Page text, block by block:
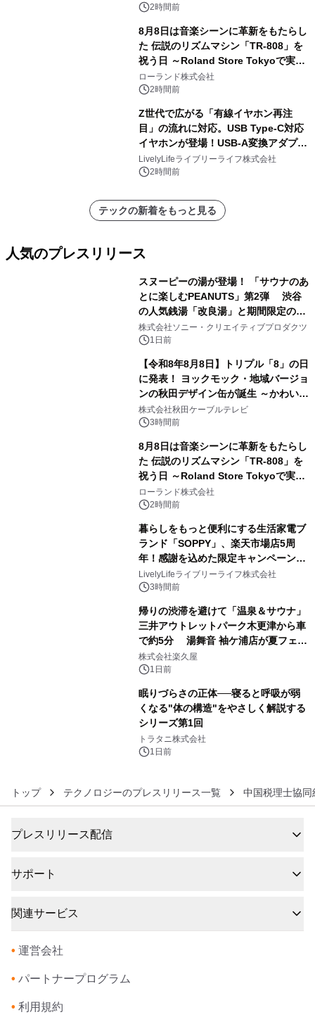
2時間前
8月8日は音楽シーンに革新をもたらし
た 伝説のリズムマシン「TR-808」を
祝う日 ～Roland Store Tokyoで実機
を展示しての 記念キャンペーンを開
催 英国ラジオ「NTS」の 特別プログ
アーティストを フィーチャーしたアニ
メーションを公開～
ローランド株式会社
2時間前
Z世代で広がる「有線イヤホン再注
目」の流れに対応。USB Type-C対応
イヤホンが登場！USB-A変換アダプタ
ー付きでスマホからパソコンまで幅広
く活用可能
LivelyLifeライブリーライフ株式会社
2時間前
テックの新着をもっと見る
人気のプレスリリース
スヌーピーの湯が登場！ 「サウナのあ
とに楽しむPEANUTS」第2弾 渋谷
の人気銭湯「改良湯」と期間限定のコ
ラボレーション サウナイキタイコラ
ボグッズも発売決定！
株式会社ソニー・クリエイティブプロダクツ
1日前
【令和8年8月8日】トリプル「8」の日
に発表！ ヨックモック・地域バージョ
ンの秋田デザイン缶が誕生 ～かわいい
秋田犬の子犬と秋田の四季と名所を巡
るパッケージ～ 9月1日(火)秋田県内で
株式会社秋田ケーブルテレビ
3時間前
8月8日は音楽シーンに革新をもたらし
た 伝説のリズムマシン「TR-808」を
祝う日 ～Roland Store Tokyoで実機
を展示しての 記念キャンペーンを開
催 英国ラジオ「NTS」の 特別プログ
アーティストを フィーチャーしたアニ
メーションを公開～
ローランド株式会社
2時間前
暮らしをもっと便利にする生活家電ブ
ランド「SOPPY」、楽天市場店5周
年！感謝を込めた限定キャンペーンを
8月10日より開催
LivelyLifeライブリーライフ株式会社
3時間前
帰りの渋滞を避けて「温泉＆サウナ」
三井アウトレットパーク木更津から車
で約5分 湯舞音 袖ケ浦店が夏フェア
メニューを提供
株式会社楽久屋
1日前
眠りづらさの正体──寝ると呼吸が弱
くなる"体の構造"をやさしく解説する
シリーズ第1回
トラタニ株式会社
1日前
トップ テクノロジーのプレスリリース一覧 中国税理士協
プレスリリース配信
サポート
関連サービス
• 運営会社
• パートナープログラム
• 利用規約